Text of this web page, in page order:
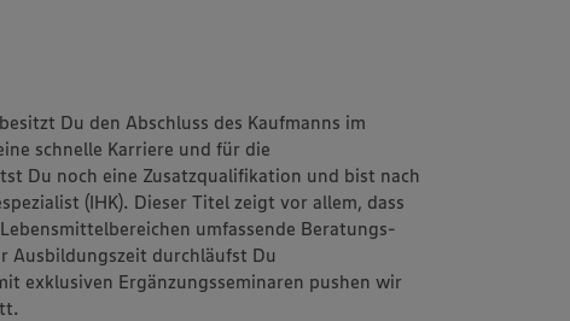
Du den Abschluss des Kaufmanns im
schnelle Karriere und für die
Du noch eine Zusatzqualifikation und bist nach
(IHK). Dieser Titel zeigt vor allem, dass
umfassende Beratungs-
Ausbildungszeit durchläufst Du
exklusiven Ergänzungsseminaren pushen wir